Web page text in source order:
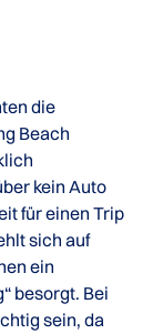
die
Beach
kein Auto
für einen Trip
sich auf
ein
besorgt. Bei
sein, da